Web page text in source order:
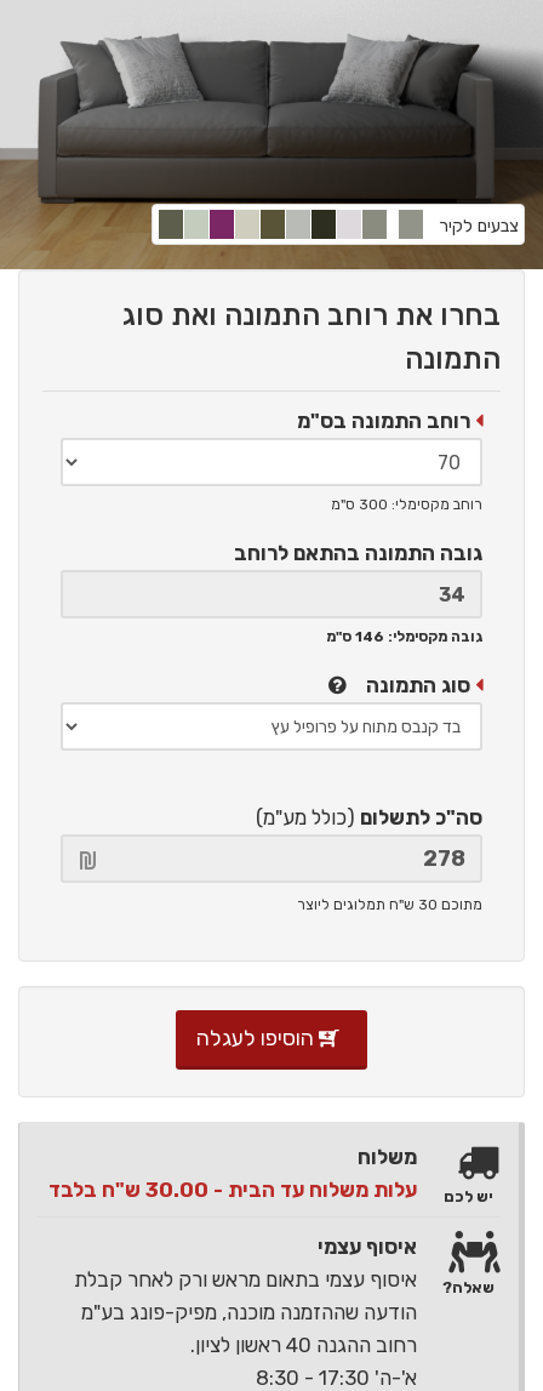
צבעים לקיר
בחרו את רוחב התמונה ואת סוג
התמונה
רוחב התמונה בס"מ
רוחב מקסימלי: 300 ס"מ
גובה התמונה בהתאם לרוחב
גובה מקסימלי: 146 ס"מ
סוג התמונה
סה"כ לתשלום (כולל מע"מ)
מתוכם 30 ש"ח תמלוגים ליוצר
הוסיפו לעגלה
משלוח
עלות משלוח עד הבית - 30.00 ש"ח בלבד
איסוף עצמי
איסוף עצמי בתאום מראש ורק לאחר קבלת
הודעה שההזמנה מוכנה, מפיק-פונג בע"מ
רחוב ההגנה 40 ראשון לציון.
א'-ה' 17:30 - 8:30
יש לכם
שאלה?